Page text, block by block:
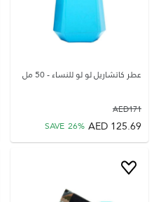
عطر كاتشاريل لو لو للنساء - 50 مل
171
AED
125.69
AED
SAVE 26%